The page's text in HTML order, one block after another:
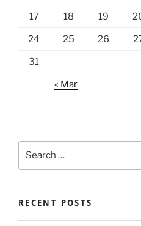
17 18 19
24 25 26
31
« Mar
RECENT POSTS